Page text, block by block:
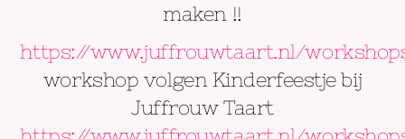
maken !!
https://www.juffrouwtaart.nl/
workshop volgen Kinderfeestje bij
Juffrouw Taart